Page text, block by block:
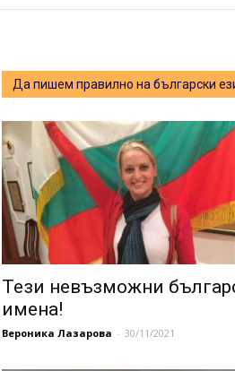
Да пишем правилно на български
Тези невъзможни
имена!
Вероника Лазарова - 30/11/2021